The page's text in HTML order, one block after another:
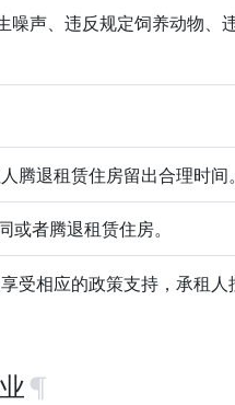
声、违反规定饲养动物、
退租赁住房留出合理时间。
者腾退租赁住房。
受相应的政策支持，承租人